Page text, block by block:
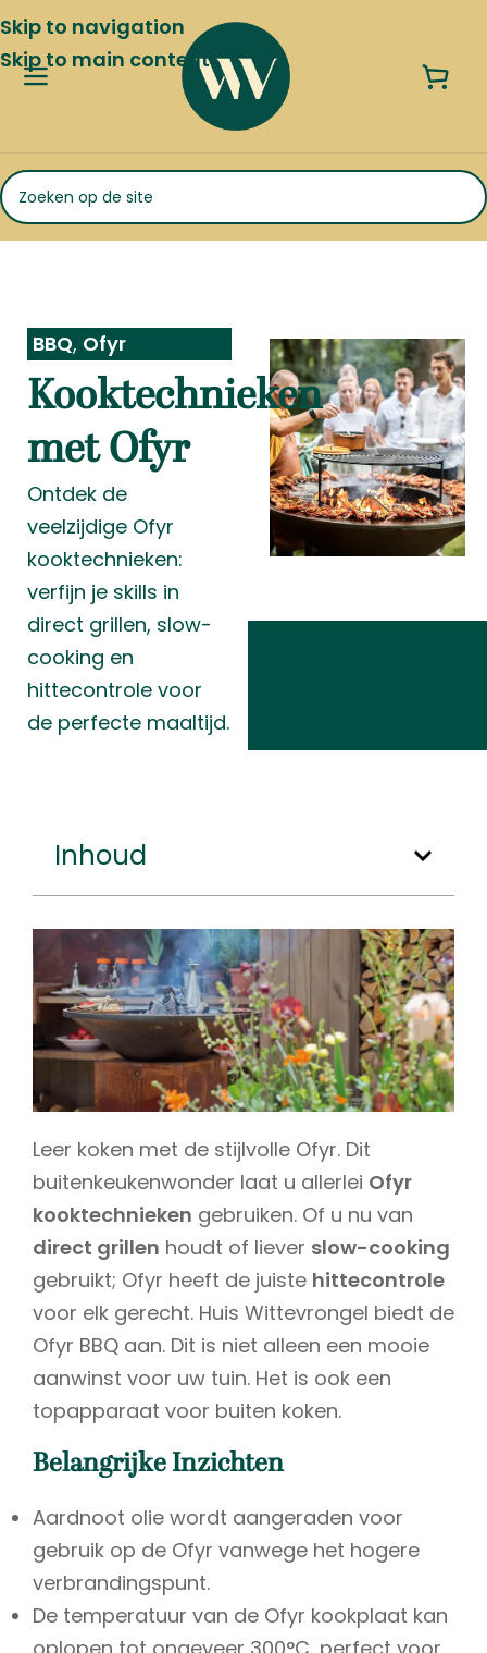
Skip to navigation
Skip to main content
BBQ, Ofyr
Kooktechnieken
met Ofyr
Ontdek de
veelzijdige Ofyr
kooktechnieken:
verfijn je skills in
direct grillen, slow-
cooking en
hittecontrole voor
de perfecte maaltijd.
Inhoud
Leer koken met de stijlvolle Ofyr. Dit
buitenkeukenwonder laat u allerlei Ofyr
kooktechnieken gebruiken. Of u nu van
direct grillen houdt of liever slow-cooking
gebruikt; Ofyr heeft de juiste hittecontrole
voor elk gerecht. Huis Wittevrongel biedt de
Ofyr BBQ aan. Dit is niet alleen een mooie
aanwinst voor uw tuin. Het is ook een
topapparaat voor buiten koken.
Belangrijke Inzichten
Aardnoot olie wordt aangeraden voor
gebruik op de Ofyr vanwege het hogere
verbrandingspunt.
De temperatuur van de Ofyr kookplaat kan